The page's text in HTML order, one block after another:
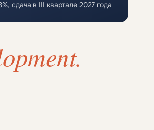
сдача в III квартале 2027 года